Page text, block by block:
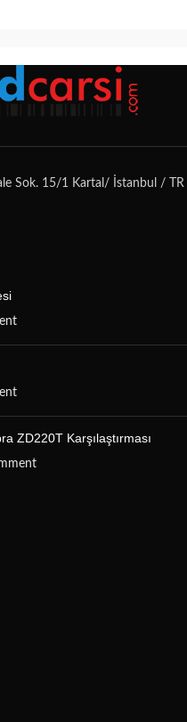
Sok. 15/1 Kartal/ İstanbul / TR
ZD220T Karşılaştırması